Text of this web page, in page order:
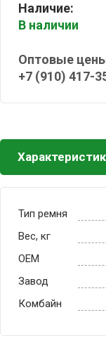
Наличие:
В наличии
Оптовые
+7 (910) 417-
Тип ремня
Вес, кг
OEM
Завод
Комбайн